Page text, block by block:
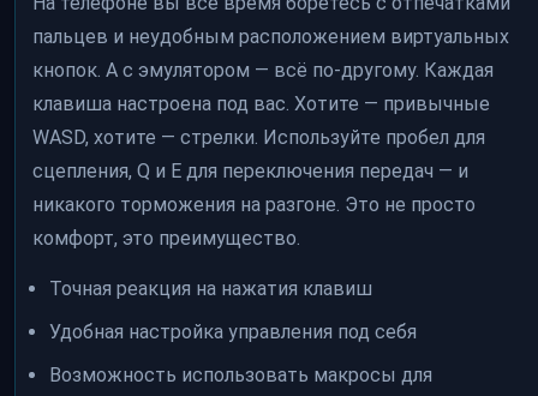
пальцев и неудобным расположением виртуальных
кнопок. А с эмулятором — всё по-другому. Каждая
клавиша настроена под вас. Хотите — привычные
WASD, хотите — стрелки. Используйте пробел для
сцепления, Q и E для переключения передач — и
никакого торможения на разгоне. Это не просто
комфорт, это преимущество.
Точная реакция на нажатия клавиш
Удобная настройка управления под себя
Возможность использовать макросы для